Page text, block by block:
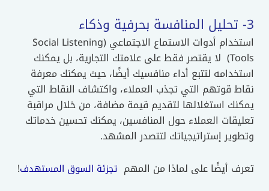
3- تحليل المنافسة بحرفية وذكاء
استخدام أدوات الاستماع الاجتماعي (Social Listening
Tools) لا يقتصر فقط على علامتك التجارية، بل يمكنك
استخدامه لتتبع أداء منافسيك أيضًا، حيث يمكنك معرفة
نقاط قوتهم التي تجذب العملاء، واكتشاف النقاط التي
يمكنك استغلالها لتقديم قيمة مضافة، من خلال مراقبة
تعليقات العملاء حول المنافسين، يمكنك تحسين خدماتك
وتطوير إستراتيجياتك لتتصدر المشهد.
تعرف أيضًا على لماذا من المهم تجزئة السوق المستهدف!